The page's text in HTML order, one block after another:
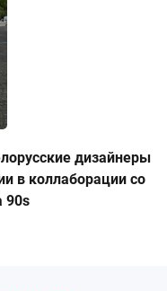
дизайнеры
в коллаборации со
90s